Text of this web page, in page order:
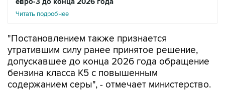
Читать подробнее
"Постановлением также признается
утратившим силу ранее принятое решение,
допускавшее до конца 2026 года обращение
бензина класса К5 с повышенным
содержанием серы", - отмечает министерство.